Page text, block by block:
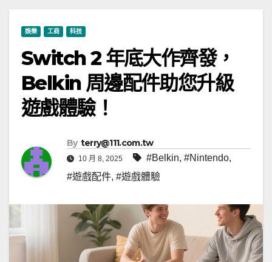
娛樂 工商 科技
Switch 2 年底大作齊發，
Belkin 周邊配件助您升級
遊戲體驗！
By terry@111.com.tw
10 月 8, 2025 #Belkin, #Nintendo,
#遊戲配件, #遊戲體驗